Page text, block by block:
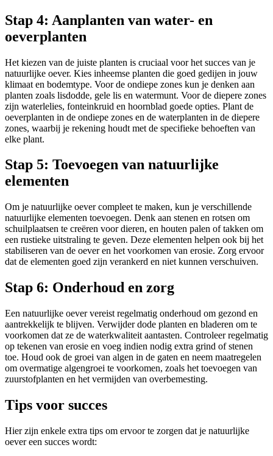
Stap 4: Aanplanten van water- en
oeverplanten
Het kiezen van de juiste planten is cruciaal voor het succes van je
natuurlijke oever. Kies inheemse planten die goed gedijen in jouw
klimaat en bodemtype. Voor de ondiepe zones kun je denken aan
planten zoals lisdodde, gele lis en watermunt. Voor de diepere zones
zijn waterlelies, fonteinkruid en hoornblad goede opties. Plant de
oeverplanten in de ondiepe zones en de waterplanten in de diepere
zones, waarbij je rekening houdt met de specifieke behoeften van
elke plant.
Stap 5: Toevoegen van natuurlijke
elementen
Om je natuurlijke oever compleet te maken, kun je verschillende
natuurlijke elementen toevoegen. Denk aan stenen en rotsen om
schuilplaatsen te creëren voor dieren, en houten palen of takken om
een rustieke uitstraling te geven. Deze elementen helpen ook bij het
stabiliseren van de oever en het voorkomen van erosie. Zorg ervoor
dat de elementen goed zijn verankerd en niet kunnen verschuiven.
Stap 6: Onderhoud en zorg
Een natuurlijke oever vereist regelmatig onderhoud om gezond en
aantrekkelijk te blijven. Verwijder dode planten en bladeren om te
voorkomen dat ze de waterkwaliteit aantasten. Controleer regelmatig
op tekenen van erosie en voeg indien nodig extra grind of stenen
toe. Houd ook de groei van algen in de gaten en neem maatregelen
om overmatige algengroei te voorkomen, zoals het toevoegen van
zuurstofplanten en het vermijden van overbemesting.
Tips voor succes
Hier zijn enkele extra tips om ervoor te zorgen dat je natuurlijke
oever een succes wordt: